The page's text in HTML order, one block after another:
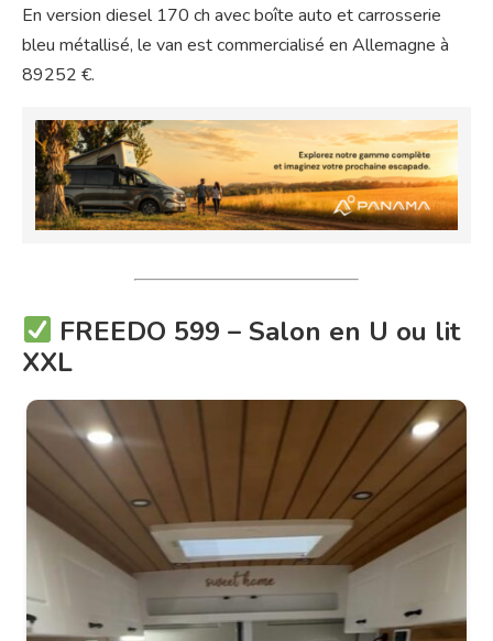
En version diesel 170 ch avec boîte auto et carrosserie
bleu métallisé, le van est commercialisé en Allemagne à
89252 €.
FREEDO 599 – Salon en U ou lit
XXL